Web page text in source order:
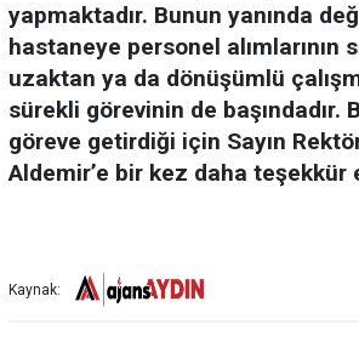
yapmaktadır. Bunun yanında
hastaneye personel
uzaktan ya da dönüşümlü
sürekli görevinin de başındadır.
göreve getirdiği için Sayın
Aldemir’e bir kez daha teşekkür
Kaynak: